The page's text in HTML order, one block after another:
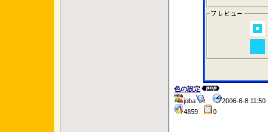
色の設定
joba
2006-6-8
4859
0